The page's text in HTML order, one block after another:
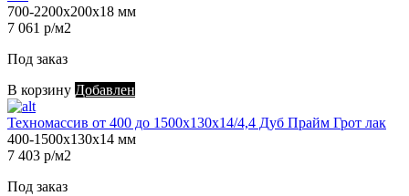
700-2200х200х18 мм
7 061 р/м2
Под заказ
В корзину Добавлен
Техномассив от 400 до 1500х130х14/4,4 Дуб Прайм Грот лак
400-1500х130х14 мм
7 403 р/м2
Под заказ